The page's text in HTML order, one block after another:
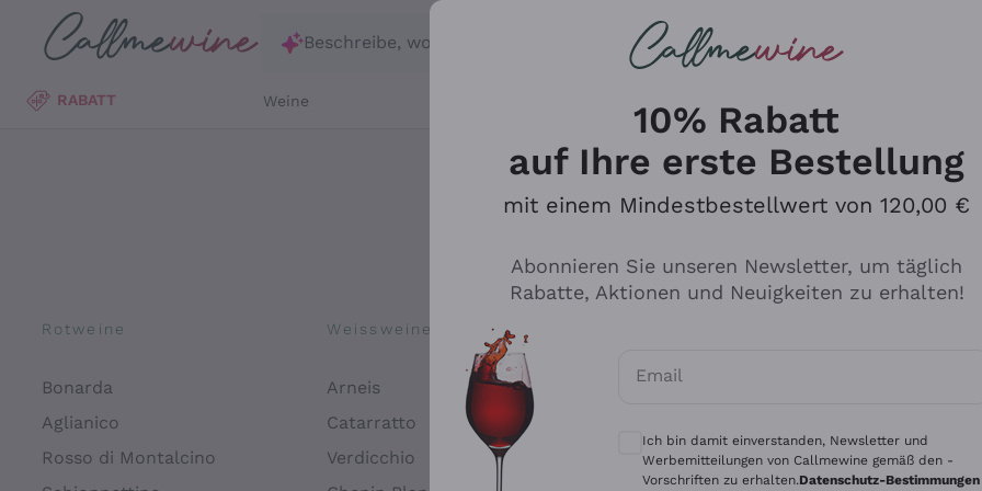
Zum Hauptinhalt springen
Beschreibe, wonach du suchst
RABATT Weine
Rotweine
Bonarda
Aglianico
Rosso di Montalcino
Weissweine
Arneis
Catarratto
Verdicchio
Tenuta San Leonardo
Alessandra Divella
Für
10% Rabatt
auf Ihre erste Bestellung
mit einem Mindestbestellwert von 120,00 €
Abonnieren Sie unseren Newsletter, um täglich
Rabatte, Aktionen und Neuigkeiten zu erhalten!
Email
Optionale Einwilligungen zum Erhalt von
Ich bin damit einverstanden, Newsletter und
Werbemitteilungen von Callmewine gemäß den -
Vorschriften zu erhalten.Datenschutz-Bestimmungen